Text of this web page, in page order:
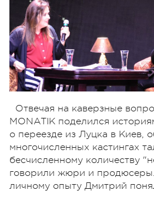
Отвечая на каверзные
MONATIK поделился
о переезде из Луцка в Киев,
многочисленных кастингах
бесчисленному количеству
говорили жюри и
личному опыту Дмитрий